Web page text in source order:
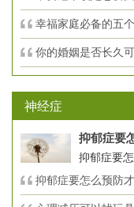
幸福家庭必备的五
你的婚姻是否长久
神经症
抑郁症要
抑郁症要
抑郁症要怎么预防